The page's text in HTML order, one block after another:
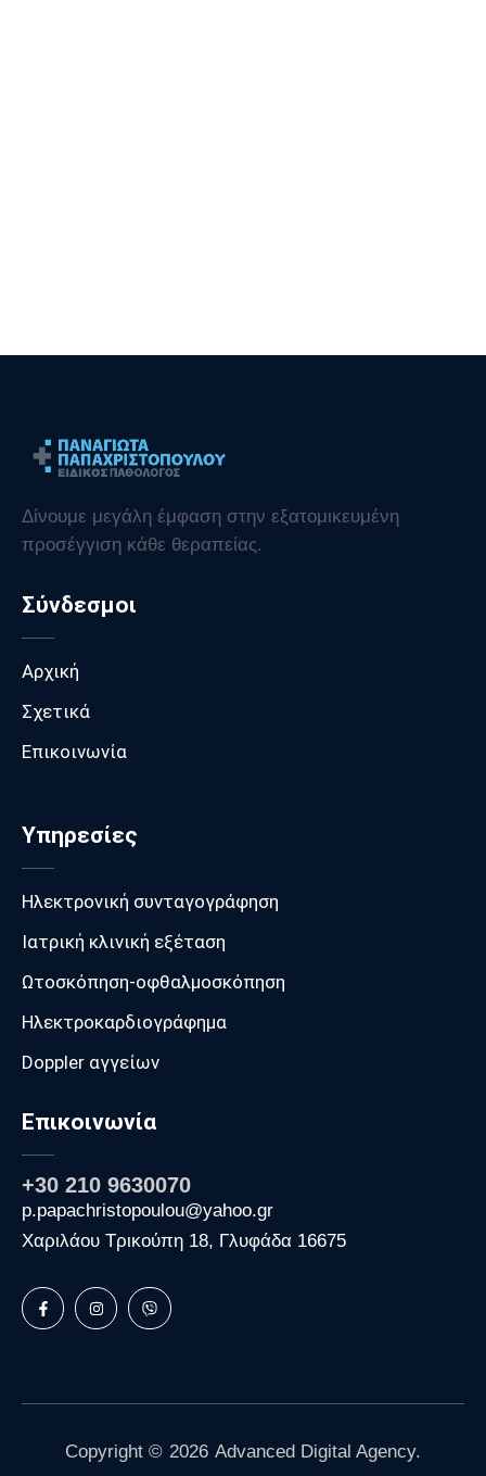
Δίνουμε μεγάλη έμφαση στην εξατομικευμένη
προσέγγιση κάθε θεραπείας.
Σύνδεσμοι
Αρχική
Σχετικά
Επικοινωνία
Υπηρεσίες
Ηλεκτρονική συνταγογράφηση
Ιατρική κλινική εξέταση
Ωτοσκόπηση-οφθαλμοσκόπηση
Ηλεκτροκαρδιογράφημα
Doppler αγγείων
Επικοινωνία
+30 210 9630070
p.papachristopoulou@yahoo.gr
Χαριλάου Τρικούπη 18, Γλυφάδα 16675
Copyright © 2026 Advanced Digital Agency.